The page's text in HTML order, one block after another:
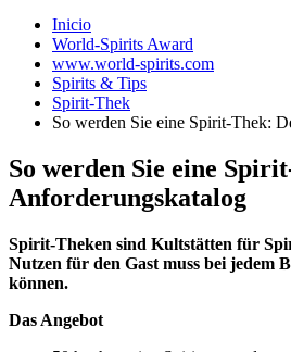
Inicio
World-Spirits Award
www.world-spirits.com
Spirits & Tips
Spirit-Thek
So werden Sie eine Spirit-Thek:
So werden Sie eine
Anforderungskatalog
Spirit-Theken sind Kultstätten für
Nutzen für den Gast muss bei jedem
können.
Das Angebot